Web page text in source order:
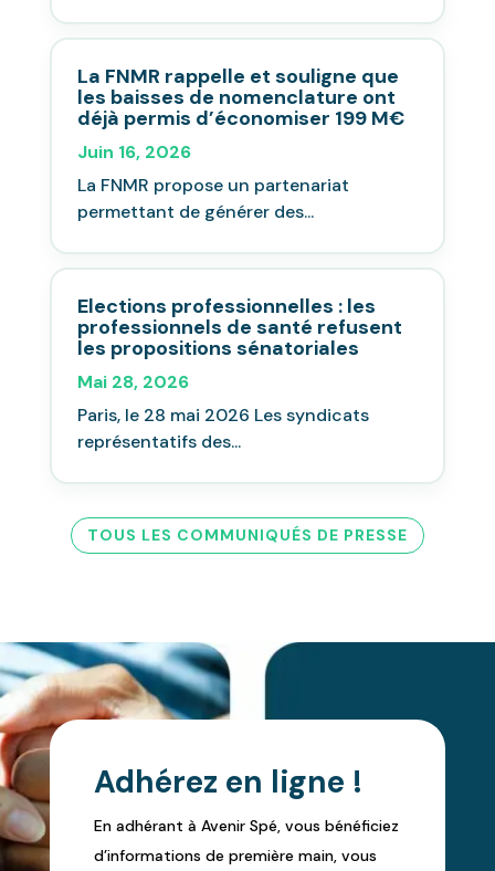
La FNMR rappelle et souligne que
les baisses de nomenclature ont
déjà permis d’économiser 199 M€
Juin 16, 2026
La FNMR propose un partenariat
permettant de générer des...
Elections professionnelles : les
professionnels de santé refusent
les propositions sénatoriales
Mai 28, 2026
Paris, le 28 mai 2026 Les syndicats
représentatifs des...
TOUS LES COMMUNIQUÉS DE PRESSE
Adhérez en ligne !
En adhérant à Avenir Spé, vous bénéficiez
d’informations de première main, vous